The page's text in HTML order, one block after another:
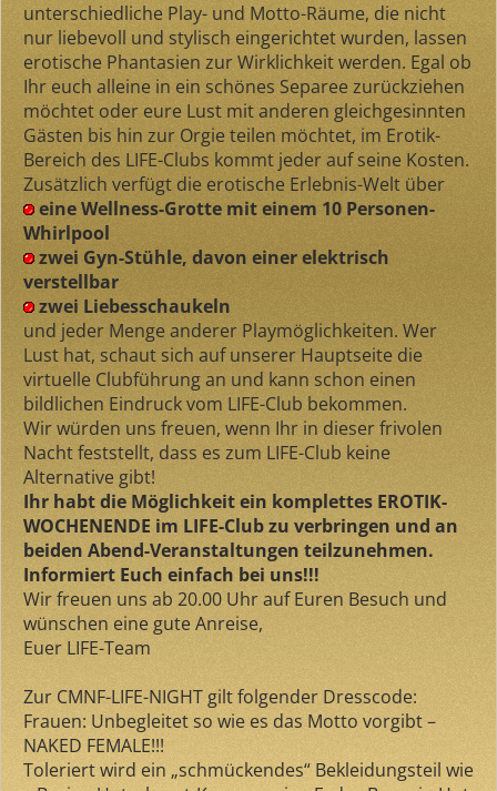
unterschiedliche Play- und Motto-Räume, die nicht
nur liebevoll und stylisch eingerichtet wurden, lassen
erotische Phantasien zur Wirklichkeit werden. Egal ob
Ihr euch alleine in ein schönes Separee zurückziehen
möchtet oder eure Lust mit anderen gleichgesinnten
Gästen bis hin zur Orgie teilen möchtet, im Erotik-
Bereich des LIFE-Clubs kommt jeder auf seine Kosten.
Zusätzlich verfügt die erotische Erlebnis-Welt über
eine Wellness-Grotte mit einem 10 Personen-
Whirlpool
zwei Gyn-Stühle, davon einer elektrisch
verstellbar
zwei Liebesschaukeln
und jeder Menge anderer Playmöglichkeiten. Wer
Lust hat, schaut sich auf unserer Hauptseite die
virtuelle Clubführung an und kann schon einen
bildlichen Eindruck vom LIFE-Club bekommen.
Wir würden uns freuen, wenn Ihr in dieser frivolen
Nacht feststellt, dass es zum LIFE-Club keine
Alternative gibt!
Ihr habt die Möglichkeit ein komplettes EROTIK-
WOCHENENDE im LIFE-Club zu verbringen und an
beiden Abend-Veranstaltungen teilzunehmen.
Informiert Euch einfach bei uns!!!
Wir freuen uns ab 20.00 Uhr auf Euren Besuch und
wünschen eine gute Anreise,
Euer LIFE-Team
Zur CMNF-LIFE-NIGHT gilt folgender Dresscode:
Frauen: Unbegleitet so wie es das Motto vorgibt –
NAKED FEMALE!!!
Toleriert wird ein „schmückendes“ Bekleidungsteil wie